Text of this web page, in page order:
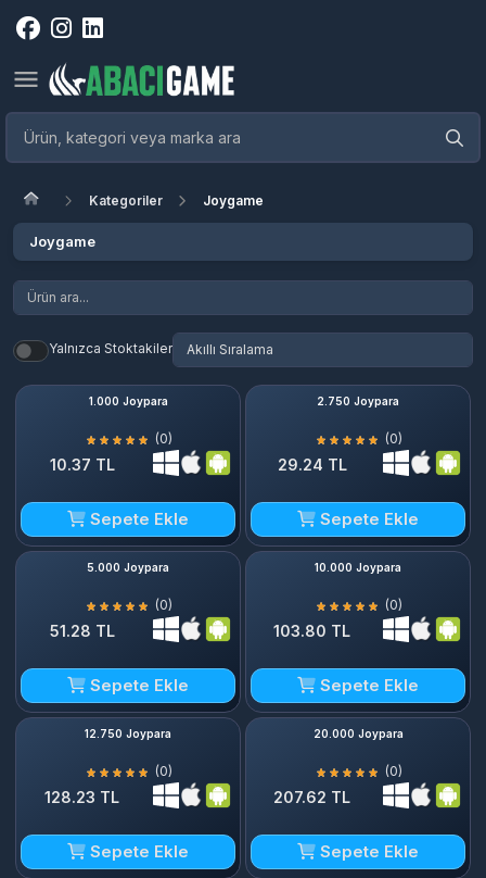
Kategoriler Joygame
Joygame
Yalnızca Stoktakiler
1.000 Joypara
(0)
10.37 TL
Sepete Ekle
2.750 Joypara
(0)
29.24 TL
Sepete Ekle
5.000 Joypara
(0)
51.28 TL
Sepete Ekle
10.000 Joypara
(0)
103.80 TL
Sepete Ekle
12.750 Joypara
(0)
128.23 TL
Sepete Ekle
20.000 Joypara
(0)
207.62 TL
Sepete Ekle